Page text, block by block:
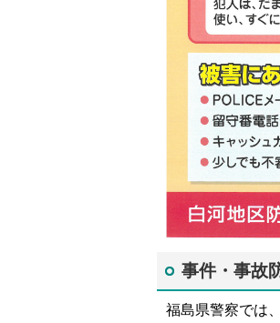
事件・事故
福島県警察では